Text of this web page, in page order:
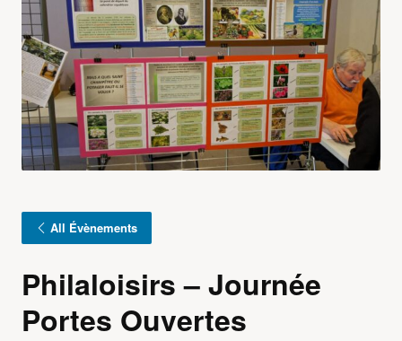
All Évènements
Philaloisirs – Journée
Portes Ouvertes